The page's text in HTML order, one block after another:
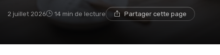
2 juillet 2026 14 min de lecture Partager cette page